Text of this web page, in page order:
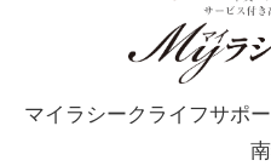
マイラシークライフサポ